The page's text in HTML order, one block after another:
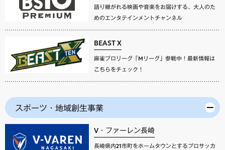
語り継がれる映画や音楽をお届けする、大人のた
めのエンタテインメントチャンネル
BEAST X
麻雀プロリーグ「Mリーグ」参戦中！最新情報は
こちらをチェック！
スポーツ・地域創生事業
V・ファーレン長崎
長崎県内21市町をホームタウンとするプロサッカ